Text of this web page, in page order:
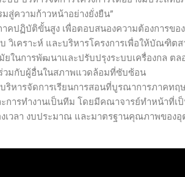
สู่ความก้าวหน้าอย่างยั่งยืน”
ปฏิบัติขั้นสูง เพื่อตอบสนองความต้องการขอ
เคราะห์ และบริหารโครงการเพื่อให้บัณฑิต
ยในการพัฒนาและปรับปรุงระบบเครื่องกล ต
วมกับผู้อื่นในสภาพแวดล้อมที่ซับซ้อน
ริหารจัดการเรียนการสอนที่บูรณาการภาคท
การทำงานเป็นทีม โดยมีคณาจารย์ทำหน้าที่เ
เวลา งบประมาณ และมาตรฐานคุณภาพของอุ